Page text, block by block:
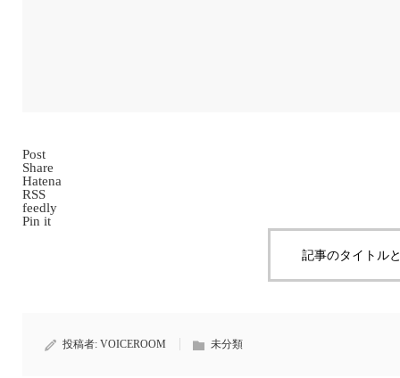
Post
Share
Hatena
RSS
feedly
Pin it
記事のタイトル
投稿者: VOICEROOM 未分類